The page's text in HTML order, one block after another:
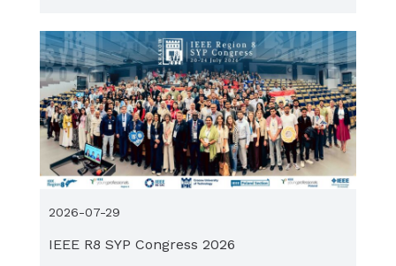
IEEE R8 SYP Congress 2026
2026-07-29